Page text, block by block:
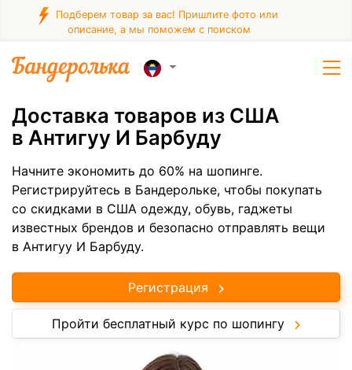
Подберем товар за вас! Пришлите фото или
описание, а мы поможем с поиском
Доставка товаров из США
в Антигуу И Барбуду
Начните экономить до 60% на шопинге.
Регистрируйтесь в Бандерольке, чтобы покупать
со скидками в США одежду, обувь, гаджеты
известных брендов и безопасно отправлять вещи
в Антигуу И Барбуду.
Регистрация
Пройти бесплатный курс по шопингу